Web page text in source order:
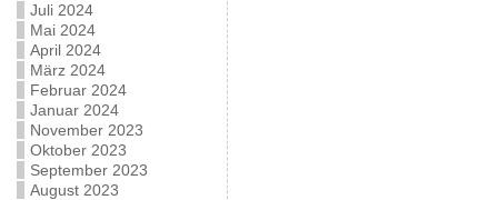
Juli 2024
Mai 2024
April 2024
März 2024
Februar 2024
Januar 2024
November 2023
Oktober 2023
September 2023
August 2023